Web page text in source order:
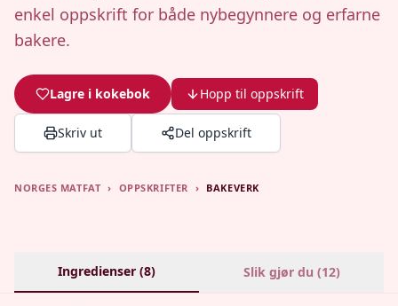
enkel oppskrift for både nybegynnere og erfarne
bakere.
Lagre i kokebok Hopp til oppskrift
Skriv ut Del oppskrift
NORGES MATFAT › OPPSKRIFTER › BAKEVERK
Ingredienser (8) Slik gjør du (12)